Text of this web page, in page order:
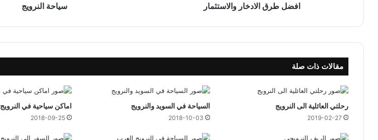
خ
و
ل
ا
ت
ث
افضل طرق الادخار والاستثمار
ج
سياحة النرويج
مقالات ذات صلة
رحلتي العائلية الى النرويج
2019-02-27
السياحة في السويد والنرويج
2018-10-03
اماكن سياحية في النرويج
2018-09-25